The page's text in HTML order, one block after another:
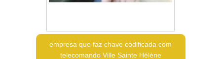
empresa que faz chave codificada com
telecomando Ville Sainte Hélène